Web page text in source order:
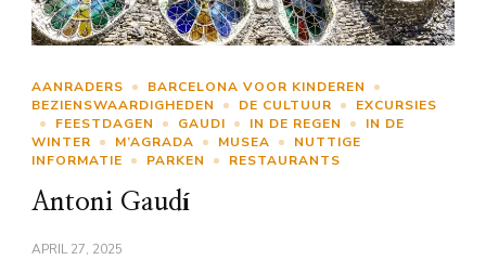
AANRADERS
BARCELONA VOOR KINDEREN
BEZIENSWAARDIGHEDEN
DE CULTUUR
EXCURSIES
FEESTDAGEN
GAUDI IN DE REGEN
IN DE
WINTER
M’AGRADA MUSEA
NUTTIGE
INFORMATIE
PARKEN RESTAURANTS
Antoni Gaudí
APRIL 27, 2025